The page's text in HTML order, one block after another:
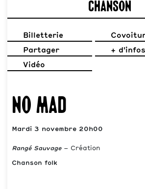
Chanson
Billetterie
Partager + d'infos
Vidéo
No Mad
Mardi 3 novembre 20h00
Rangé Sauvage– Création
Chanson folk